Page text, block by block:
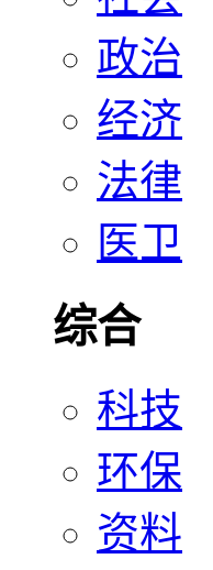
政治
经济
法律
医卫
综合
科技
环保
资料